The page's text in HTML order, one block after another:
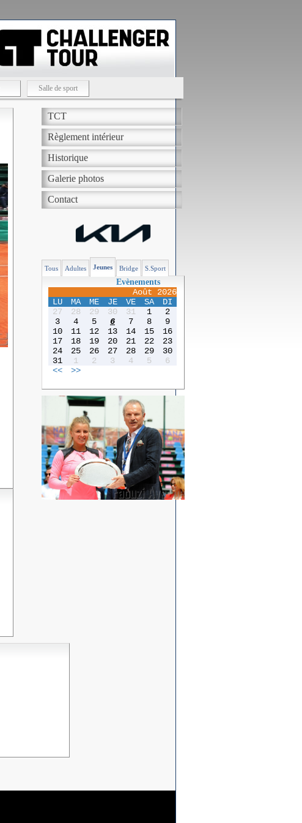
Salle de sport
TCT
Règlement intérieur
Historique
Galerie photos
Contact
Tous Adultes Jeunes Bridge S.Sport
Evènements
Août 2026
LU
MA ME JE VE SA
DI
27
28 29 30 31 1
2
3
4 5 6 7 8
9
10
11 12 13 14 15
16
17
18 19 20 21 22
23
24
25 26 27 28 29
30
31
1 2 3 4 5
6
<<
>>